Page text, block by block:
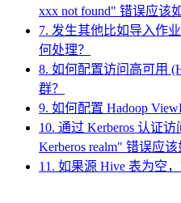
xxx not found" 错误应该
7. 发生其他比如导入作
何处理？
8. 如何配置访问高可用
群？
9. 如何配置 Hadoop
10. 通过 Kerberos 认证
Kerberos realm" 错误应该
11. 如果源 Hive 表为空